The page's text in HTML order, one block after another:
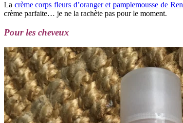
La crème corps fleurs d’oranger et pamplemousse de Ren
crème parfaite… je ne la rachète pas pour le moment.
Pour les cheveux